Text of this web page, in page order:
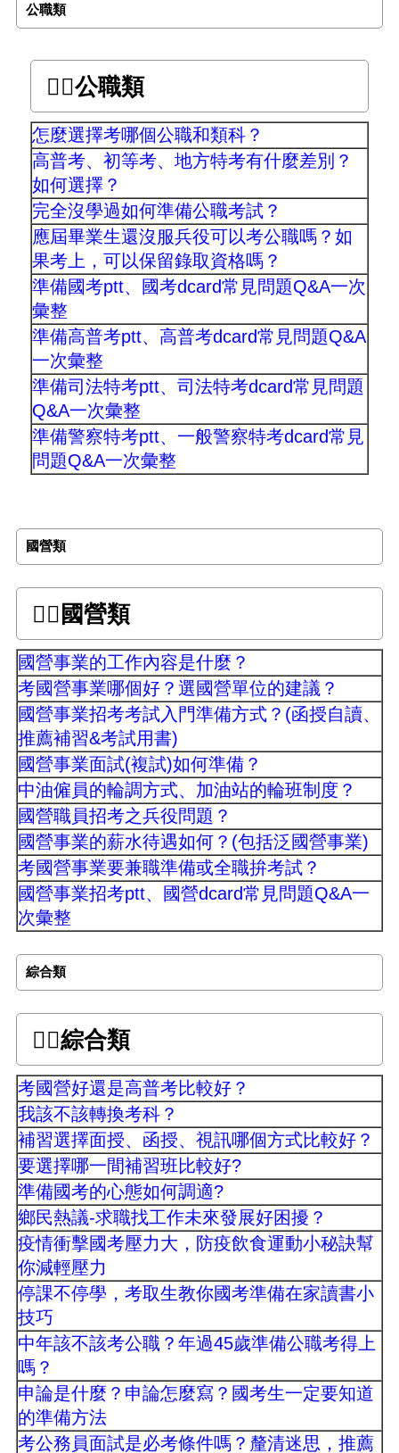
公職類
👉🏻公職類
怎麼選擇考哪個公職和類科？
高普考、初等考、地方特考有什麼差別？
如何選擇？
完全沒學過如何準備公職考試？
應屆畢業生還沒服兵役可以考公職嗎？如
果考上，可以保留錄取資格嗎？
準備國考ptt、國考dcard常見問題Q&A一次
彙整
準備高普考ptt、高普考dcard常見問題Q&A
一次彙整
準備司法特考ptt、司法特考dcard常見問題
Q&A一次彙整
準備警察特考ptt、一般警察特考dcard常見
問題Q&A一次彙整
國營類
👉🏻國營類
國營事業的工作內容是什麼？
考國營事業哪個好？選國營單位的建議？
國營事業招考考試入門準備方式？(函授自讀、
推薦補習&考試用書)
國營事業面試(複試)如何準備？
中油僱員的輪調方式、加油站的輪班制度？
國營職員招考之兵役問題？
國營事業的薪水待遇如何？(包括泛國營事業)
考國營事業要兼職準備或全職拚考試？
國營事業招考ptt、國營dcard常見問題Q&A一
次彙整
綜合類
👉🏻綜合類
考國營好還是高普考比較好？
我該不該轉換考科？
補習選擇面授、函授、視訊哪個方式比較好？
要選擇哪一間補習班比較好?
準備國考的心態如何調適?
鄉民熱議-求職找工作未來發展好困擾？
疫情衝擊國考壓力大，防疫飲食運動小秘訣幫
你減輕壓力
停課不停學，考取生教你國考準備在家讀書小
技巧
中年該不該考公職？年過45歲準備公職考得上
嗎？
申論是什麼？申論怎麼寫？國考生一定要知道
的準備方法
考公務員面試是必考條件嗎？釐清迷思，推薦